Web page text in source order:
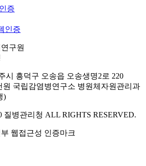
증
인증
구원
시 흥덕구 오송읍 오송생명2로 220
원 국립감염병연구소 병원체자원관리과
)
질병관리청 ALL RIGHTS RESERVED.